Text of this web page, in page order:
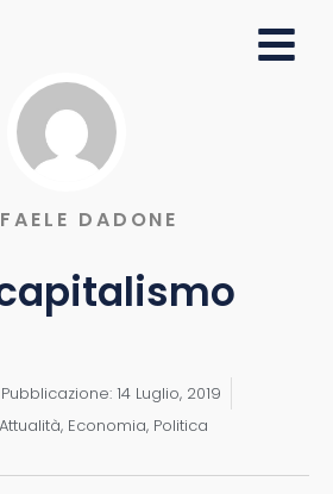
DADONE
14 Luglio, 2019
Attualità, Economia, Politica